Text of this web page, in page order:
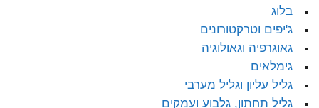
בלוג
ג'יפים וטרקטורונים
גאוגרפיה וגאולוגיה
גימלאים
גליל עליון וגליל מערבי
גליל תחתון, גלבוע ועמקים